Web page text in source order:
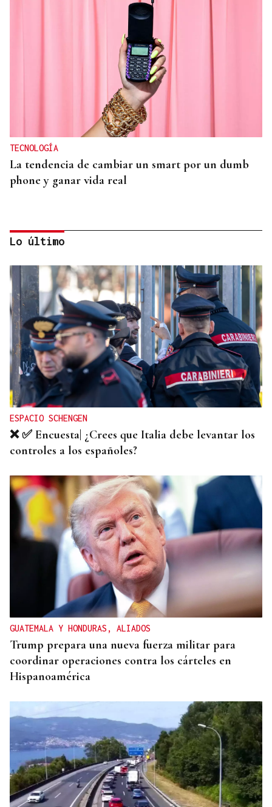
TECNOLOGÍA
La tendencia de cambiar un smart por un dumb
phone y ganar vida real
MODA
Black Friday 2025: el (ya no tan) secreto mejor
guardado del armario de las que más saben
Lo último
ESPACIO SCHENGEN
❌ ✅ Encuesta| ¿Crees que Italia debe levantar los
controles a los españoles?
GUATEMALA Y HONDURAS, ALIADOS
Trump prepara una nueva fuerza militar para
coordinar operaciones contra los cárteles en
Hispanoamérica